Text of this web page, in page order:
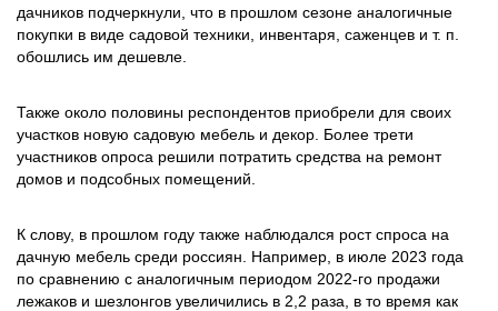
дачников подчеркнули, что в прошлом сезоне аналогичные
покупки в виде садовой техники, инвентаря, саженцев и т. п.
обошлись им дешевле.
Также около половины респондентов приобрели для своих
участков новую садовую мебель и декор. Более трети
участников опроса решили потратить средства на ремонт
домов и подсобных помещений.
К слову, в прошлом году также наблюдался рост спроса на
дачную мебель среди россиян. Например, в июле 2023 года
по сравнению с аналогичным периодом 2022-го продажи
лежаков и шезлонгов увеличились в 2,2 раза, в то время как